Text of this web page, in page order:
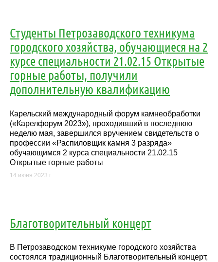
Студенты Петрозаводского техникума
городского хозяйства, обучающиеся на 2
курсе специальности 21.02.15 Открытые
горные работы, получили
дополнительную квалификацию
Карельский международный форум камнеобработки
(«Карелфорум 2023»), проходивший в последнюю
неделю мая, завершился вручением свидетельств о
профессии «Распиловщик камня 3 разряда»
обучающимся 2 курса специальности 21.02.15
Открытые горные работы
14 июня 2023 г.
Благотворительный концерт
В Петрозаводском техникуме городского хозяйства
состоялся традиционный Благотворительный концерт,